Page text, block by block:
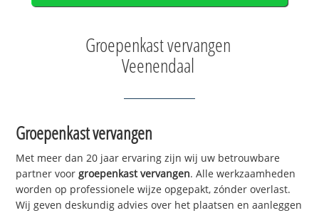
Groepenkast vervangen
Veenendaal
Groepenkast vervangen
Met meer dan 20 jaar ervaring zijn wij uw betrouwbare
partner voorgroepenkast vervangen. Alle werkzaamheden
worden op professionele wijze opgepakt, zónder overlast.
Wij geven deskundig advies over het plaatsen en aanleggen